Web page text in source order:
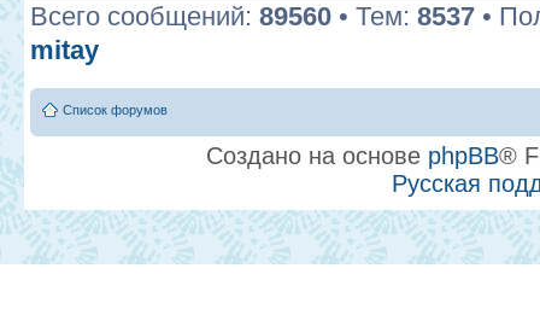
Всего сообщений: 89560 • Тем: 8537 •
mitay
Список форумов
Создано на основе phpBB®
Русская